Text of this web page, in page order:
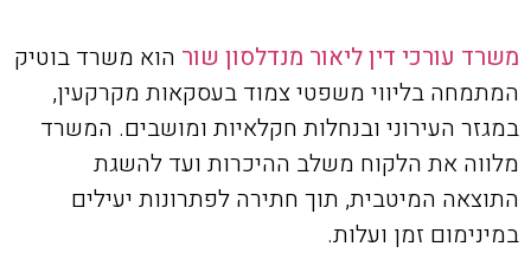
משרד עורכי דין ליאור מנדלסון שור הוא משרד בוטיק
המתמחה בליווי משפטי צמוד בעסקאות מקרקעין,
במגזר העירוני ובנחלות חקלאיות ומושבים. המשרד
מלווה את הלקוח משלב ההיכרות ועד להשגת
התוצאה המיטבית, תוך חתירה לפתרונות יעילים
במינימום זמן ועלות.